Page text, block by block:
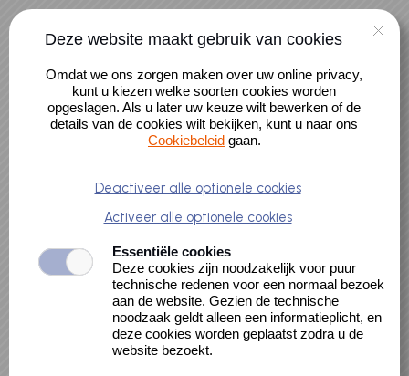
Naar hoofdinhoud
Alle cursussen
Fout
Er heeft zich een interne fout voorgedaan
Deze website maakt gebruik van cookies
Omdat we ons zorgen maken over uw online privacy,
kunt u kiezen welke soorten cookies worden
opgeslagen. Als u later uw keuze wilt bewerken of de
details van de cookies wilt bekijken, kunt u naar ons
Cookiebeleidgaan.
Deactiveer alle optionele cookies
Activeer alle optionele cookies
Essentiële cookies
Deze cookies zijn noodzakelijk voor puur
technische redenen voor een normaal bezoek
aan de website. Gezien de technische
noodzaak geldt alleen een informatieplicht, en
deze cookies worden geplaatst zodra u de
website bezoekt.